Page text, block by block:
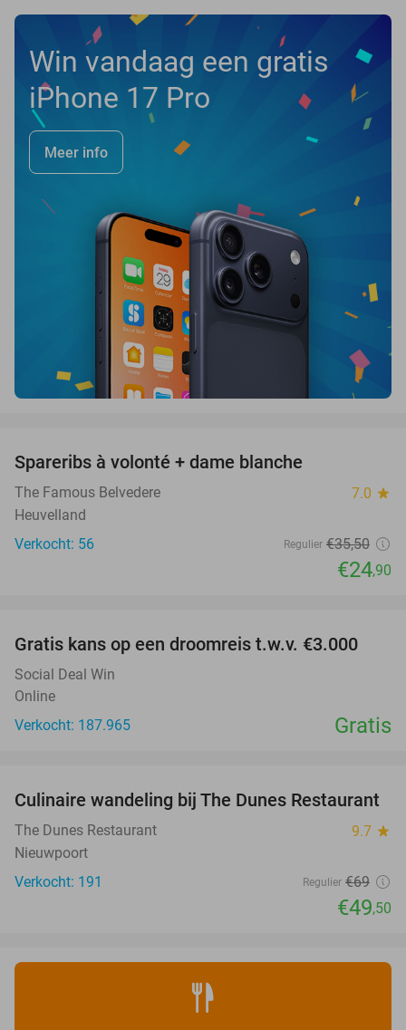
Win vandaag een gratis
iPhone 17 Pro
Meer info
Spareribs à volonté + dame blanche
The Famous Belvedere 7.0 star
Heuvelland
Verkocht: 56
Regulier €35,50
€24,90
Gratis kans op een droomreis t.w.v. €3.000
Social Deal Win
Online
Verkocht: 187.965
Gratis
28%
Culinaire wandeling bij The Dunes Restaurant
The Dunes Restaurant 9.7 star
Nieuwpoort
Verkocht: 191
Regulier €69
€49,50